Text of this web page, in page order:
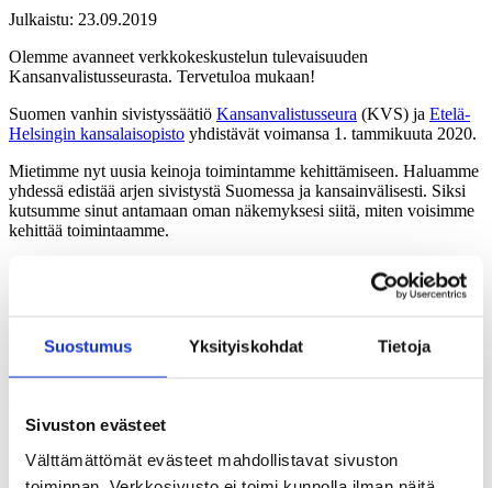
Suostumus Yksityiskohdat Tietoja
Sivuston evästeet
Välttämättömät evästeet mahdollistavat sivuston
Julkaistu: 23.09.2019
Olemme avanneet verkkokeskustelun tulevaisuuden
Kansanvalistusseurasta. Tervetuloa mukaan!
Suomen vanhin sivistyssäätiö Kansanvalistusseura (KVS) ja Etelä-
Helsingin kansalaisopisto yhdistävät voimansa 1. tammikuuta 2020.
Mietimme nyt uusia keinoja toimintamme kehittämiseen. Haluamme
yhdessä edistää arjen sivistystä Suomessa ja kansainvälisesti. Siksi
kutsumme sinut antamaan oman näkemyksesi siitä, miten voisimme
kehittää toimintaamme.
Ottamalla osaa keskusteluun pääset vaikuttamaan suoraan
maineikkaan sivistystoimijan tulevaisuuteen. Kyselyssä paljastamme
Osallistu verkkokyselyyn
hyvä, ja valitse itsellesi tutuin toimija:
Kansanvalistusseuran suomenkielinen kysely:
www.fountainpark.fi/KVS